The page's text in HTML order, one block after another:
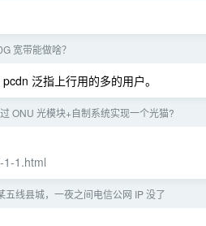
宽带能做啥？
泛指上行用的多的用户。
ONU 光模块+自制系统实现一个光猫?
1-1.html
五线县城，一夜之间电信公网 IP 没了